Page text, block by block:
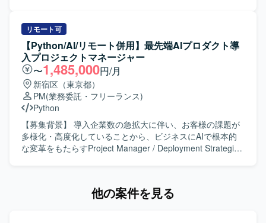
ジョン・バリューに共感し、その実現に主体的に取り組め
る方を求めています。 新しい技術への感度が高く、プロダ
クト品質向上にこだわりを持って取り組める方を歓迎しま
す。 環境変化に柔軟に対応し、建設的な議論を推進できる
方を求めています。 計測と実験を重視し、データドリブン
に意思決定できる方に適したポジションです。 技術以外の
要素も含む複雑なビジネス課題に対して前向きに取り組
み、解決を楽しめるマインドをお持ちの方を歓迎します。
生成AIの最新技術を積極的に取り込み、基盤の継続的な改
善に強い興味をお持ちの方を求めています。 【ポジション
の魅力】 多様なコンテンツとコミュニティから生まれるユ
ます。 LLMを推薦に活用する実践的な知見を蓄積できる環
フェーズを迎えているため、技術的知見をベースに開発プ
ロセス全体を俯瞰しプロジェクトを牽引できる人材を求め
ております。 【作業内容】 企業が保有する文章データをAI
で構造化し、独自のナレッジベースとして活用できるプロ
ダクトの開発に参画いただきます。定性データを感情や要
望を含めた分析可能な形に変換し、業界・企業特有の文脈
を理解した分析が可能となるような仕組みを構築していた
だきます。蓄積されたデータをもとにAIがディスカッショ
ンパートナーとして機能し、製品開発やマーケティング戦
略の意思決定を支援する機能の高度化にも関わっていただ
きます。顧客のデータ活用を支援するため、データ基盤の
リモート可
【Python/AI/リモート併用】最先端AIプロダクト導
入プロジェクトマネージャー
〜1,485,000円/月
新宿区（東京都）
PM(業務委託・フリーランス)
Python
【募集背景】 導入企業数の急拡大に伴い、お客様の課題が
多様化・高度化していることから、ビジネスにAIで根本的
な変革をもたらすProject Manager / Deployment Strategist
と課題特定を行い、潜在的な課題を見抜きます。AI活用の
他の案件を見る